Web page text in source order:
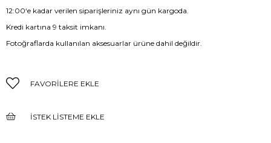
12:00‘e kadar verilen siparişleriniz aynı gün kargoda.
Kredi kartına 9 taksit imkanı.
Fotoğraflarda kullanılan aksesuarlar ürüne dahil değildir.
FAVORILERE EKLE
İSTEK LISTEME EKLE